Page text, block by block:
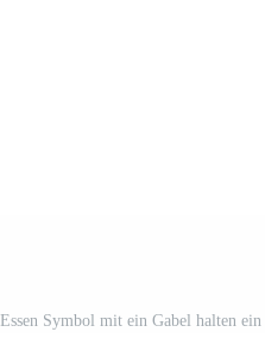
Essen Symbol mit ein Gabel halten